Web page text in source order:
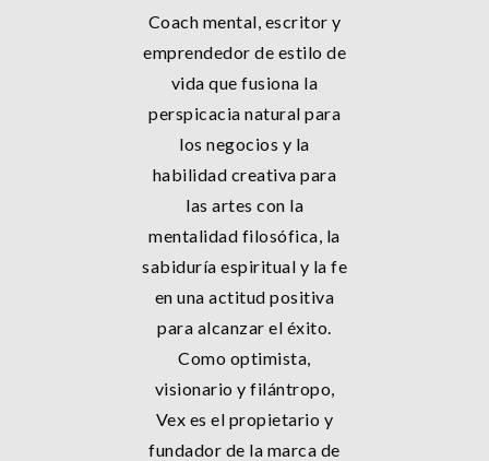
Coach mental, escritor y
emprendedor de estilo de
vida que fusiona la
perspicacia natural para
los negocios y la
habilidad creativa para
las artes con la
mentalidad filosófica, la
sabiduría espiritual y la fe
en una actitud positiva
para alcanzar el éxito.
Como optimista,
visionario y filántropo,
Vex es el propietario y
fundador de la marca de